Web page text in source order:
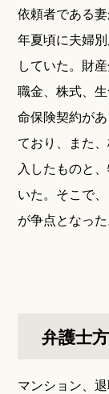
依頼者である
年夏頃に夫婦
していた。財
職金、株式、
命保険契約が
ており、また
入したものと
いた。そこで
が争点となった
弁護士
マンション、